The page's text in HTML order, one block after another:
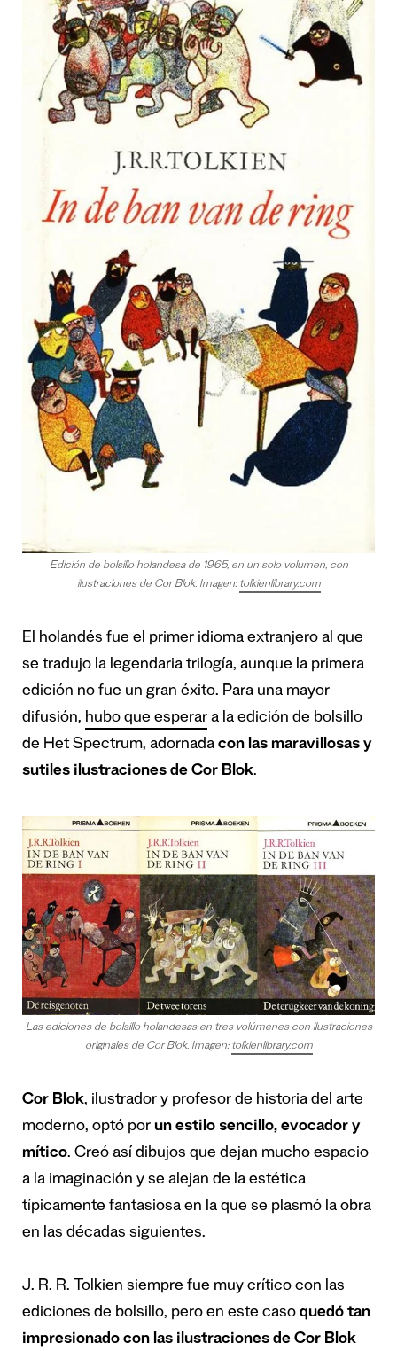
Edición de bolsillo holandesa de 1965, en un solo volumen, con
ilustraciones de Cor Blok. Imagen: tolkienlibrary.com
El holandés fue el primer idioma extranjero al que
se tradujo la legendaria trilogía, aunque la primera
edición no fue un gran éxito. Para una mayor
difusión, hubo que esperar a la edición de bolsillo
de Het Spectrum, adornada con las maravillosas y
sutiles ilustraciones de Cor Blok.
Las ediciones de bolsillo holandesas en tres volúmenes con ilustraciones
originales de Cor Blok. Imagen: tolkienlibrary.com
Cor Blok, ilustrador y profesor de historia del arte
moderno, optó por un estilo sencillo, evocador y
mítico. Creó así dibujos que dejan mucho espacio
a la imaginación y se alejan de la estética
típicamente fantasiosa en la que se plasmó la obra
en las décadas siguientes.
J. R. R. Tolkien siempre fue muy crítico con las
ediciones de bolsillo, pero en este caso quedó tan
impresionado con las ilustraciones de Cor Blok